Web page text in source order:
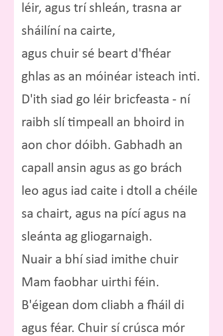
léir, agus trí shleán, trasna ar
sháilíní na cairte,
agus chuir sé beart d'fhéar
ghlas as an móinéar isteach inti.
D'ith siad go léir bricfeasta - ní
raibh slí timpeall an bhoird in
aon chor dóibh. Gabhadh an
capall ansin agus as go brách
leo agus iad caite i dtoll a chéile
sa chairt, agus na pící agus na
sleánta ag gliogarnaigh.
Nuair a bhí siad imithe chuir
Mam faobhar uirthi féin.
B'éigean dom cliabh a fháil di
agus féar. Chuir sí crúsca mór